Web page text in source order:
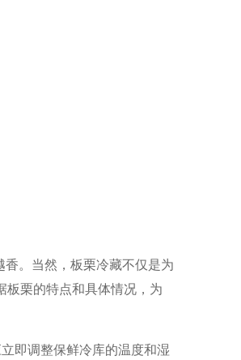
。当然，板栗冷藏不仅是为
板栗的特点和具体情况，为
即调整保鲜冷库的温度和湿